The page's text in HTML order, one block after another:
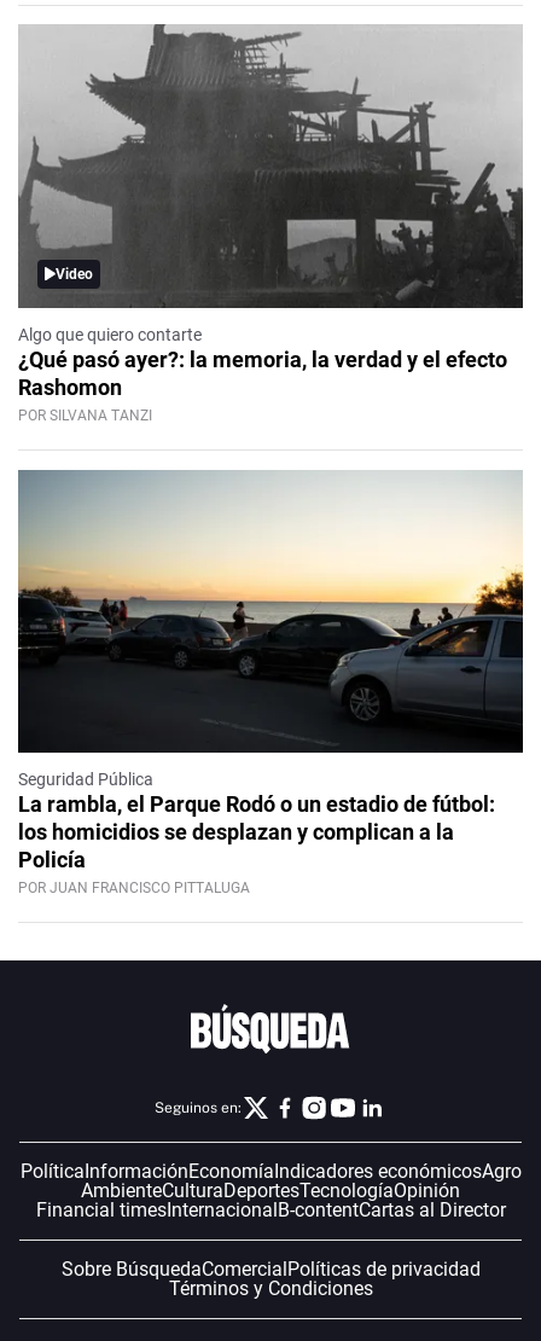
Video
Algo que quiero contarte
¿Qué pasó ayer?: la memoria, la verdad y el efecto
Rashomon
POR SILVANA TANZI
Seguridad Pública
La rambla, el Parque Rodó o un estadio de fútbol:
los homicidios se desplazan y complican a la
Policía
POR JUAN FRANCISCO PITTALUGA
Seguinos en:
Política InformaciónEconomía Indicadores económicosAgro
AmbienteCulturaDeportesTecnologíaOpinión
Financial timesInternacional B-contentCartas al Director
Sobre BúsquedaComercial Políticas de privacidad
Términos y Condiciones